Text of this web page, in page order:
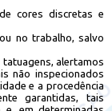
cores discretas e
no trabalho, salvo
tatuagens, alertamos
não inspecionados
e a procedência
garantidas, tais